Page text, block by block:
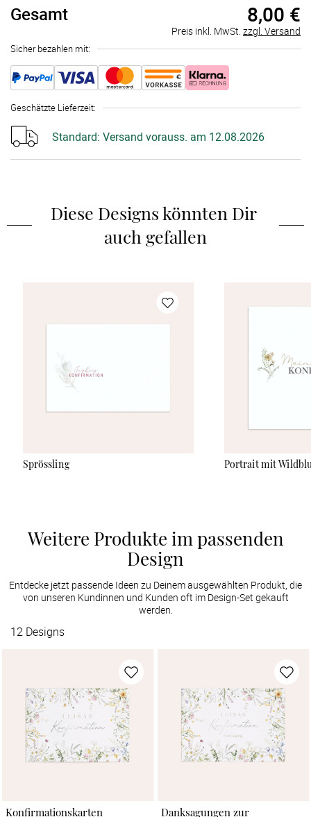
Gesamt 8,00 €
Preis inkl. MwSt. zzgl. Versand
Sicher bezahlen mit:
Geschätzte Lieferzeit:
Standard: Versand vorauss. am 12.08.2026
Diese Designs könnten Dir
auch gefallen
Sprössling Portrait mit
Weitere Produkte im passenden
Design
Entdecke jetzt passende Ideen zu Deinem ausgewählten Produkt, die
von unseren Kundinnen und Kunden oft im Design-Set gekauft
werden.
12 Designs
Konfirmationskarten
Danksagungen zur